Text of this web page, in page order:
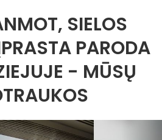
SIELOS
PARODA
- MŪSŲ